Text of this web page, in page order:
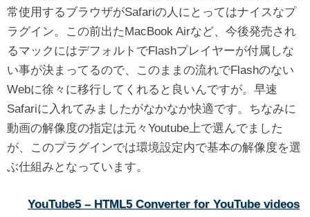
常使用するブラウザがSafariの人にとってはナイスなプ
ラグイン。この前出たMacBook Airなど、今後発売され
るマックにはデフォルトでFlashプレイヤーが付属しな
い事が決まってるので、このままの流れでFlashのない
Webに徐々に移行してくれると良いんですが。早速
Safariに入れてみましたがなかなか快適です。ちなみに
動画の解像度の指定は元々Youtube上で選んでました
が、このプラグインでは環境設定内で基本の解像度を選
ぶ仕組みとなっています。
YouTube5 – HTML5 Converter for YouTube videos